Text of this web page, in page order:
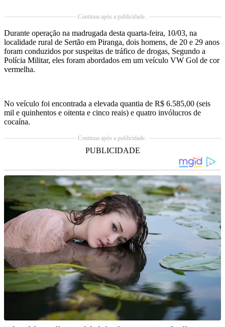
Continua após a publicidade..
Durante operação na madrugada desta quarta-feira, 10/03, na
localidade rural de Sertão em Piranga, dois homens, de 20 e 29 anos
foram conduzidos por suspeitas de tráfico de drogas, Segundo a
Polícia Militar, eles foram abordados em um veículo VW Gol de cor
vermelha.
No veículo foi encontrada a elevada quantia de R$ 6.585,00 (seis
mil e quinhentos e oitenta e cinco reais) e quatro invólucros de
cocaína.
Continua após a publicidade..
PUBLICIDADE